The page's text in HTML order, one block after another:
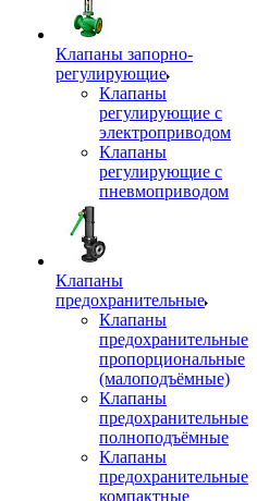
Клапаны запорно-
регулирующие
Клапаны
регулирующие с
электроприводом
Клапаны
регулирующие с
пневмоприводом
Клапаны
предохранительные
Клапаны
предохранительные
пропорциональные
(малоподъёмные)
Клапаны
предохранительные
полноподъёмные
Клапаны
предохранительные
компактные